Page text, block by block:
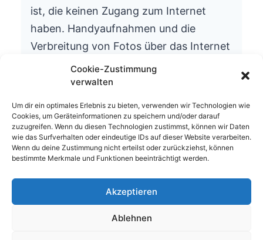
Cookie-Zustimmung
verwalten
Um dir ein optimales Erlebnis zu bieten, verwenden wir Technologien wie
Cookies, um Geräteinformationen zu speichern und/oder darauf
zuzugreifen. Wenn du diesen Technologien zustimmst, können wir Daten
wie das Surfverhalten oder eindeutige IDs auf dieser Website verarbeiten.
Wenn du deine Zustimmung nicht erteilst oder zurückziehst, können
bestimmte Merkmale und Funktionen beeinträchtigt werden.
Akzeptieren
Ablehnen
ist, die keinen Zugang zum Internet
haben. Handyaufnahmen und die
Verbreitung von Fotos über das Internet
ist aus datenschutzrechtlichen Gründen
nicht gestattet.
Wir bitten um Ihr Verständnis.
Die Schulleitung